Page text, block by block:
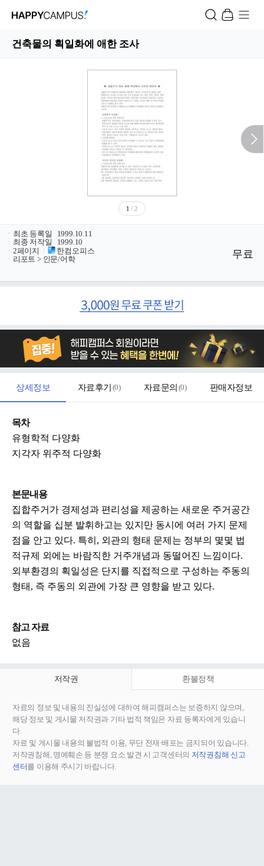
건축물의 획일화에 애한 조사
1 / 2
ㆍ 최초 등록일
1999.10.11
ㆍ 최종 저작일
1999.10
ㆍ 2페이지 /
한컴오피스
ㆍ 리포트 > 인문/어학 무료
상세정보 자료후기 (0) 자료문의 (0) 판매자정보
목차
유형학적 다양화
지각자 위주적 다양화
본문내용
집합주거가 경제성과 편리성을 제공하는 새로운 주거공간
의 역할을 십분 발휘하고는 있지만 동시에 여러 가지 문제
점을 안고 있다. 특히, 외관의 형태 문제는 정부의 몇몇 법
적규제 외에는 바람직한 거주개념과 동떨어진 느낌이다.
외부환경의 획일성은 단지를 직접적으로 구성하는 주동의
형태, 즉 주동의 외관에 가장 큰 영향을 받고 있다.
참고 자료
없음
저작권 환불정책
자료의 정보 및 내용의 진실성에 대하여 해피캠퍼스는 보증하지 않으며,
해당 정보 및 게시물 저작권과 기타 법적 책임은 자료 등록자에게 있습니
다.
자료 및 게시물 내용의 불법적 이용, 무단 전재∙배포는 금지되어 있습니다.
저작권침해, 명예훼손 등 분쟁 요소 발견 시 고객센터의 저작권침해 신고
센터를 이용해 주시기 바랍니다.